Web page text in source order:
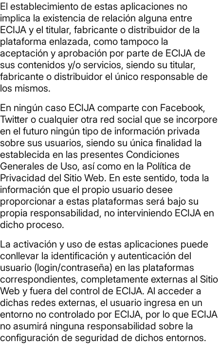
El establecimiento de estas aplicaciones no
implica la existencia de relación alguna entre
ECIJA y el titular, fabricante o distribuidor de la
plataforma enlazada, como tampoco la
aceptación y aprobación por parte de ECIJA de
sus contenidos y/o servicios, siendo su titular,
fabricante o distribuidor el único responsable de
los mismos.
En ningún caso ECIJA comparte con Facebook,
Twitter o cualquier otra red social que se incorpore
en el futuro ningún tipo de información privada
sobre sus usuarios, siendo su única finalidad la
establecida en las presentes Condiciones
Generales de Uso, así como en la Política de
Privacidad del Sitio Web. En este sentido, toda la
información que el propio usuario desee
proporcionar a estas plataformas será bajo su
propia responsabilidad, no interviniendo ECIJA en
dicho proceso.
La activación y uso de estas aplicaciones puede
conllevar la identificación y autenticación del
usuario (login/contraseña) en las plataformas
correspondientes, completamente externas al Sitio
Web y fuera del control de ECIJA. Al acceder a
dichas redes externas, el usuario ingresa en un
entorno no controlado por ECIJA, por lo que ECIJA
no asumirá ninguna responsabilidad sobre la
configuración de seguridad de dichos entornos.